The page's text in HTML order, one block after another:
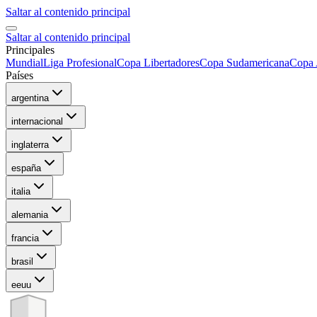
Saltar al contenido principal
Saltar al contenido principal
Principales
MundialLiga ProfesionalCopa LibertadoresCopa SudamericanaCopa
Países
argentina
internacional
inglaterra
españa
italia
alemania
francia
brasil
eeuu